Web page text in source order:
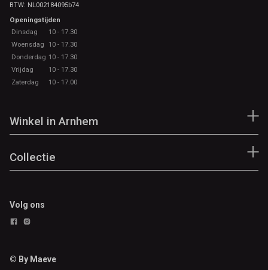
BTW: NL002184095b74
Openingstijden
Dinsdag
10 - 17.30
Woensdag
10 - 17.30
Donderdag 10 - 17.30
Vrijdag
10 - 17.30
Zaterdag
10 - 17.00
Winkel in Arnhem
Collectie
Volg ons
© By Maeve